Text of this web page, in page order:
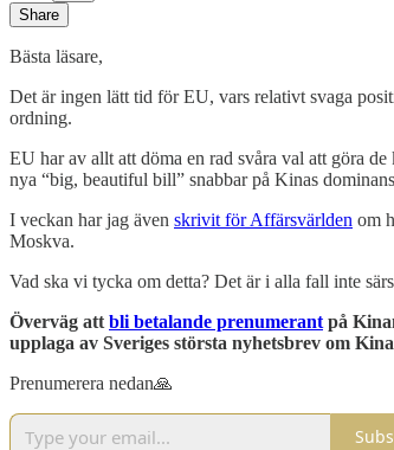
Share
Bästa läsare,
Det är ingen lätt tid för EU, vars relativt svaga
ordning.
EU har av allt att döma en rad svåra val att göra
nya “big, beautiful bill” snabbar på Kinas
I veckan har jag även skrivit för Affärsvärlden om
Moskva.
Vad ska vi tycka om detta? Det är i alla fall inte
Överväg att bli betalande prenumerant på
upplaga av Sveriges största nyhetsbrev om
Prenumerera nedan🙏